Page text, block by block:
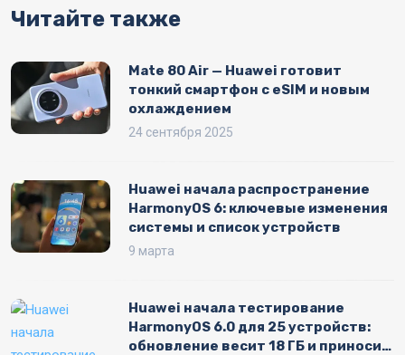
Читайте также
Mate 80 Air — Huawei готовит
тонкий смартфон с eSIM и новым
охлаждением
24 сентября 2025
Huawei начала распространение
HarmonyOS 6: ключевые изменения
системы и список устройств
9 марта
Huawei начала тестирование
HarmonyOS 6.0 для 25 устройств:
обновление весит 18 ГБ и приносит